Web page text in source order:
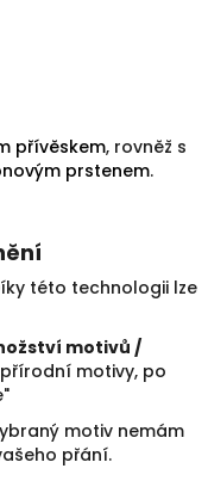
přívěskem, rovněž s
prstenem.
této technologii lze
motivů /
motivy, po
motiv nemám
přání.